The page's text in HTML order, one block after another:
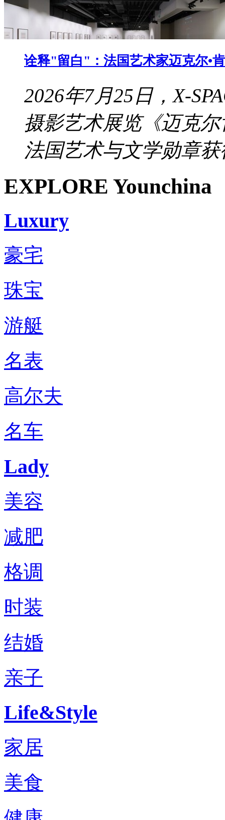
诠释"留白"：法国艺术家迈克尔•
2026年7月25日，X-
摄影艺术展览《迈克
法国艺术与文学勋章
EXPLORE Younchina
Luxury
豪宅
珠宝
游艇
名表
高尔夫
名车
Lady
美容
减肥
格调
时装
结婚
亲子
Life&Style
家居
美食